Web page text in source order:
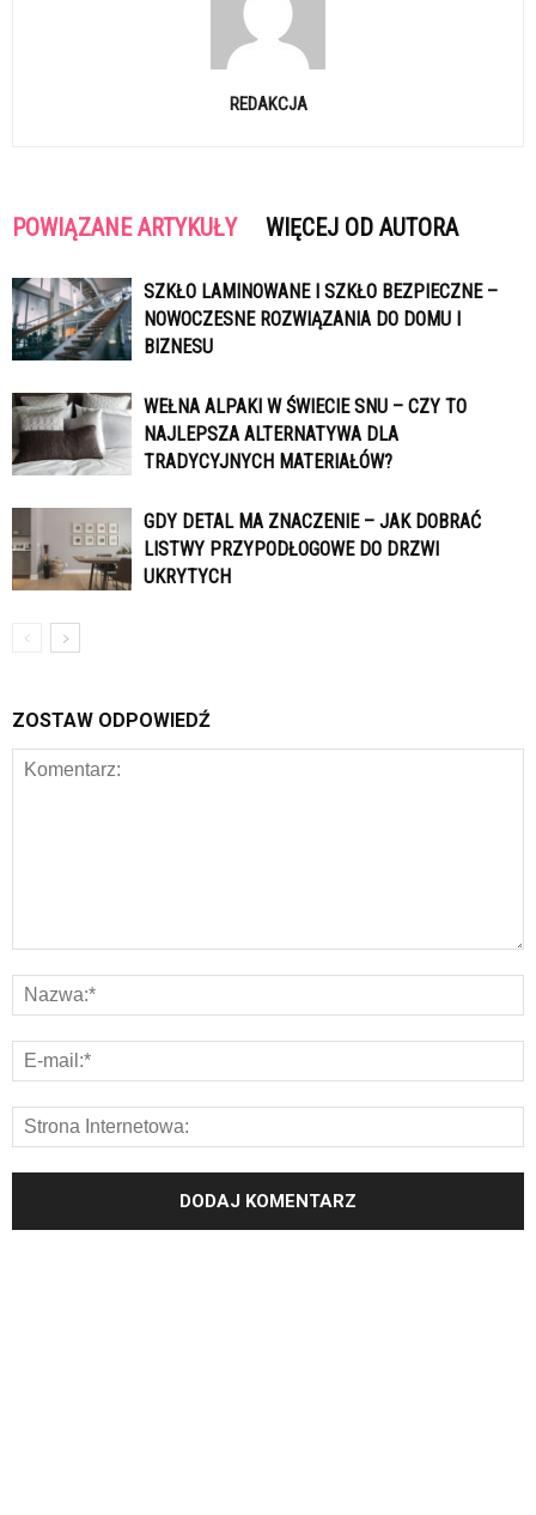
REDAKCJA
POWIĄZANE ARTYKUŁY WIĘCEJ OD AUTORA
SZKŁO LAMINOWANE I SZKŁO BEZPIECZNE –
NOWOCZESNE ROZWIĄZANIA DO DOMU I
BIZNESU
WEŁNA ALPAKI W ŚWIECIE SNU – CZY TO
NAJLEPSZA ALTERNATYWA DLA
TRADYCYJNYCH MATERIAŁÓW?
GDY DETAL MA ZNACZENIE – JAK DOBRAĆ
LISTWY PRZYPODŁOGOWE DO DRZWI
UKRYTYCH
ZOSTAW ODPOWIEDŹ